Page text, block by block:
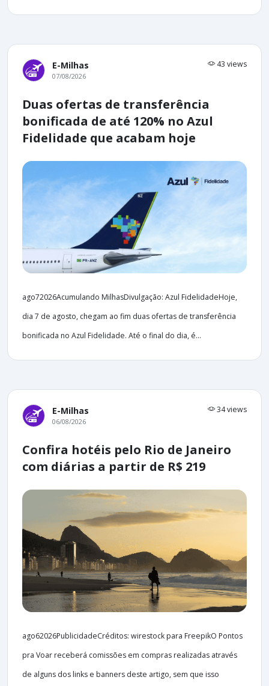
E-Milhas 43 views
07/08/2026
Duas ofertas de transferência
bonificada de até 120% no Azul
Fidelidade que acabam hoje
ago72026Acumulando MilhasDivulgação: Azul FidelidadeHoje,
dia 7 de agosto, chegam ao fim duas ofertas de transferência
bonificada no Azul Fidelidade. Até o final do dia, é...
E-Milhas 34 views
06/08/2026
Confira hotéis pelo Rio de Janeiro
com diárias a partir de R$ 219
ago62026PublicidadeCréditos: wirestock para FreepikO Pontos
pra Voar receberá comissões em compras realizadas através
de alguns dos links e banners deste artigo, sem que isso